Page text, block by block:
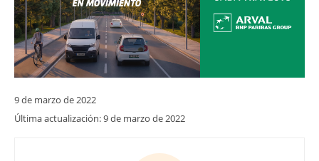
9 de marzo de 2022
Última actualización:9 de marzo de 2022